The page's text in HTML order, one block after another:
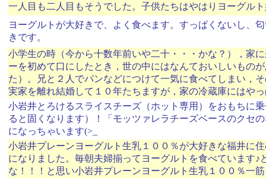
一人目も二人目もそうでした。子供たちはやはりヨーグル
ヨーグルトが大好きで、よく食べます。すっぱくないし、
きです。
小学生の時（今から十数年前いや二十・・・かな？），家
ーを初めて口にしたとき，世の中にはなんておいしいもの
た）。兄と２人でパンなどにつけて一気に食べてしまい，
実家を離れ結婚して１０年たちますが，家の冷蔵庫にはや
小岩井とろけるスライスチーズ（ホット専用）をおもちに
ると固くなります）！「モッツァレラチーズベースのクセ
になっちゃいます(>_
小岩井プレーンヨーグルト生乳１００％が大好きな福井に
になりました。毎朝夫婦揃ってヨーグルトを食べています
な！！！と思い小岩井プレーンヨーグルト生乳１００％一